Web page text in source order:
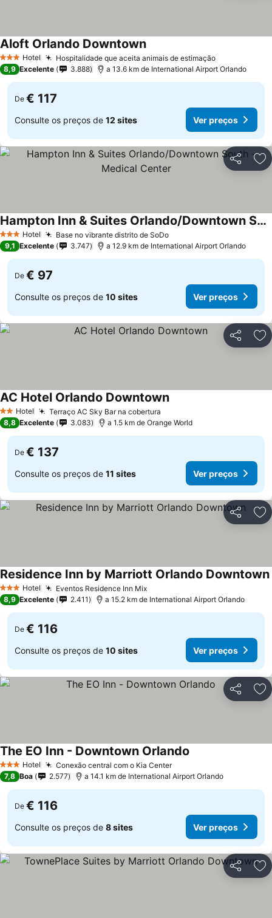
3 EstrelasHotel Hospitalidade que aceita animais de estimaçãoVer preços
Aloft Orlando DowntownVer preços
8,9 Excelente 3.888 a 13.6 km de International Airport Orlando
De € 117
Consulte os preços de 12 sites Ver preços
Partilhar
3 EstrelasHotel Base no vibrante distrito de SoDoVer preços
Hampton Inn & Suites Orlando/Downtown South - Medical Center
Ver preços
9,1 Excelente 3.747 a 12.9 km de International Airport Orlando
De € 97
Consulte os preços de 10 sites Ver preços
Partilhar
2 Estrelas
Hotel Terraço AC Sky Bar na cobertura
AC Hotel Orlando DowntownVer preços
8,8 Excelente 3.083 a 1.5 km de Orange World
De € 137
Consulte os preços de 11 sites Ver preços
Partilhar
3 EstrelasHotel Eventos Residence Inn MixVer preços
Residence Inn by Marriott Orlando Downtown
8,9 Excelente 2.411 a 15.2 km de International Airport Orlando
De € 116
Consulte os preços de 10 sites Ver preços
Partilhar
3 EstrelasHotel Conexão central com o Kia CenterVer preços
The EO Inn - Downtown Orlando
7,8 Boa 2.577 a 14.1 km de International Airport Orlando
De € 116
Consulte os preços de 8 sites Ver preços
Partilhar